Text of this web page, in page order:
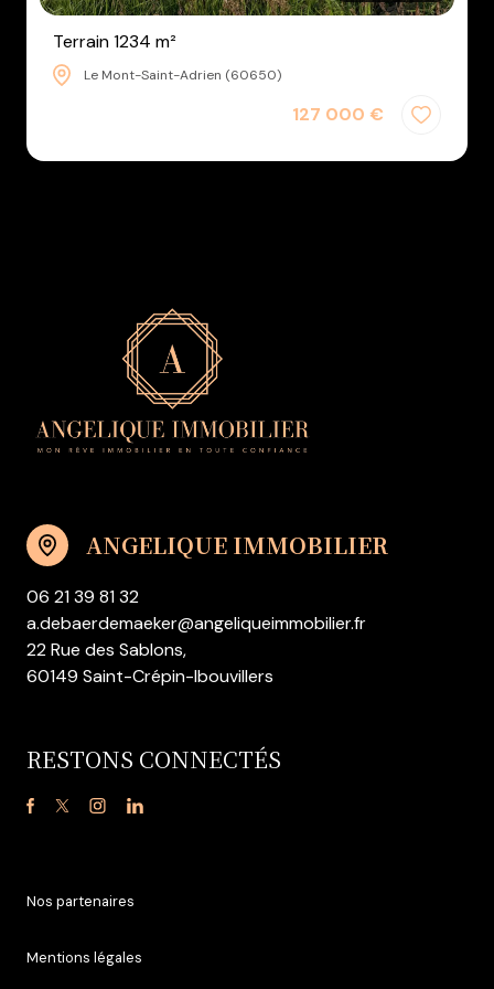
Terrain 1234 m²
Le Mont-Saint-Adrien (60650)
127 000 €
ANGELIQUE IMMOBILIER
06 21 39 81 32
a.debaerdemaeker@angeliqueimmobilier.fr
22 Rue des Sablons,
60149 Saint-Crépin-Ibouvillers
RESTONS CONNECTÉS
Nos partenaires
Mentions légales